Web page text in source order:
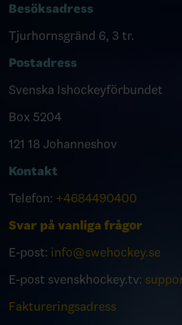
Besöksadress
Tjurhornsgränd 6, 3 tr.
Postadress
Svenska Ishockeyförbundet
Box 5204
121 18 Johanneshov
Kontakt
Telefon: +4684490400
Svar på vanliga frågor
E-post: info@swehockey.se
E-post svenskhockey.tv:
Faktureringsadress